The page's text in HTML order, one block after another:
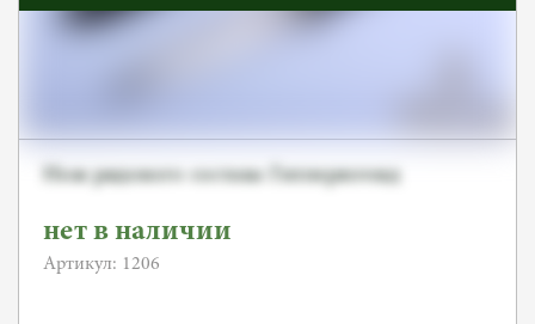
Нож рядового состава Гитлерюгенд
нет в наличии
Артикул: 1206